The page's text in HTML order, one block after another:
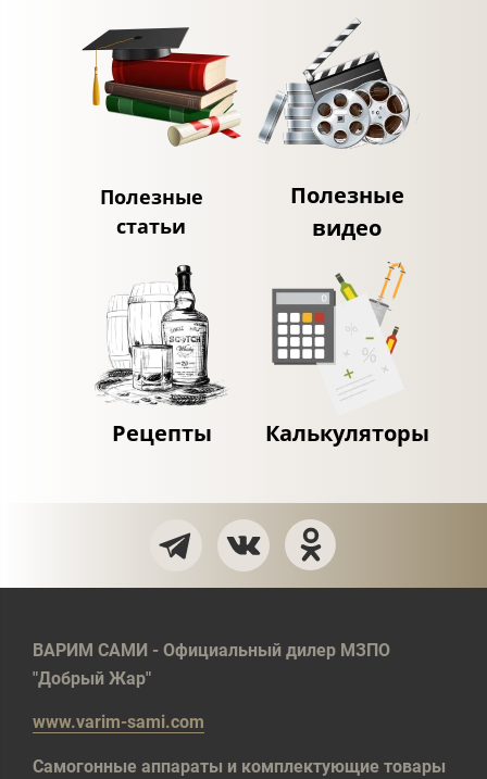
Полезные
статьи
Полезные
видео
Рецепты Калькуляторы
ВАРИМ САМИ - Официальный дилер МЗПО
"Добрый Жар"
www.varim-sami.com
Самогонные аппараты и комплектующие товары